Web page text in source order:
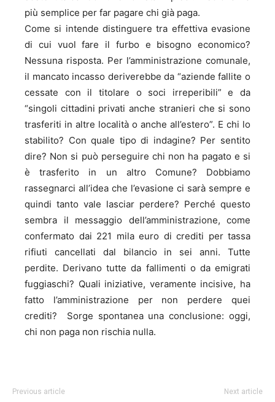
più semplice per far pagare chi già paga.
Come si intende distinguere tra effettiva evasione
di cui vuol fare il furbo e bisogno economico?
Nessuna risposta. Per l’amministrazione comunale,
il mancato incasso deriverebbe da “aziende fallite o
cessate con il titolare o soci irreperibili” e da
“singoli cittadini privati anche stranieri che si sono
trasferiti in altre località o anche all’estero”. E chi lo
stabilito? Con quale tipo di indagine? Per sentito
dire? Non si può perseguire chi non ha pagato e si
è trasferito in un altro Comune? Dobbiamo
rassegnarci all’idea che l’evasione ci sarà sempre e
quindi tanto vale lasciar perdere? Perché questo
sembra il messaggio dell’amministrazione, come
confermato dai 221 mila euro di crediti per tassa
rifiuti cancellati dal bilancio in sei anni. Tutte
perdite. Derivano tutte da fallimenti o da emigrati
fuggiaschi? Quali iniziative, veramente incisive, ha
fatto l’amministrazione per non perdere quei
crediti? Sorge spontanea una conclusione: oggi,
chi non paga non rischia nulla.
Previous article Next article